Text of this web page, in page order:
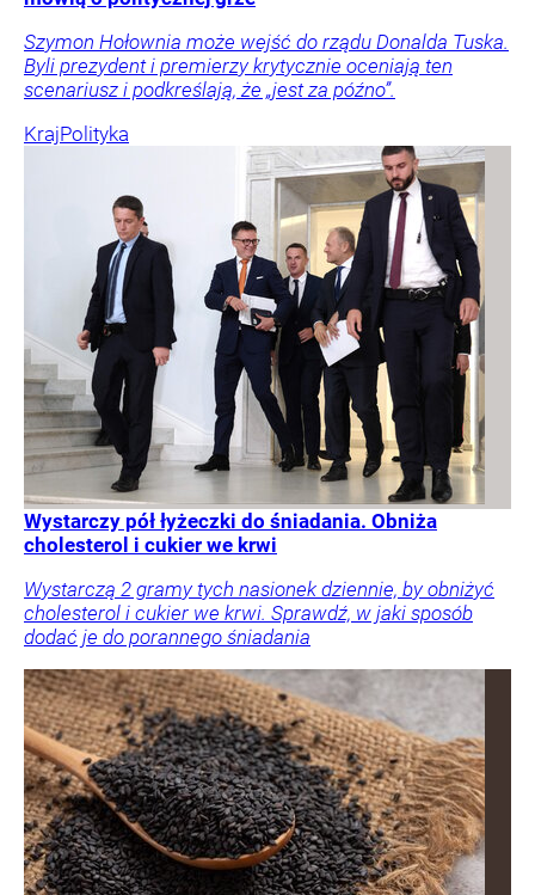
Szymon Hołownia może wejść do rządu Donalda Tuska.
Byli prezydent i premierzy krytycznie oceniają ten
scenariusz i podkreślają, że „jest za późno”.
KrajPolityka
Wystarczy pół łyżeczki do śniadania. Obniża
cholesterol i cukier we krwi
Wystarczą 2 gramy tych nasionek dziennie, by obniżyć
cholesterol i cukier we krwi. Sprawdź, w jaki sposób
dodać je do porannego śniadania